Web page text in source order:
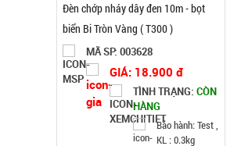
Đèn chớp nháy dây đen 10m - bọt
biển Bi Tròn Vàng ( T300 )
MÃ SP: 003628
GIÁ: 18.900 đ
TÌNH TRẠNG: CÒN
HÀNG
Bảo hành: Test ,
KL : 0.3kg